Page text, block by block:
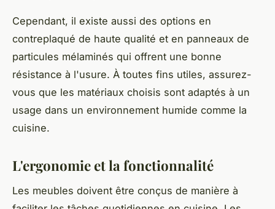
Cependant, il existe aussi des options en
contreplaqué de haute qualité et en panneaux de
particules mélaminés qui offrent une bonne
résistance à l'usure. À toutes fins utiles, assurez-
vous que les matériaux choisis sont adaptés à un
usage dans un environnement humide comme la
cuisine.
L'ergonomie et la fonctionnalité
Les meubles doivent être conçus de manière à